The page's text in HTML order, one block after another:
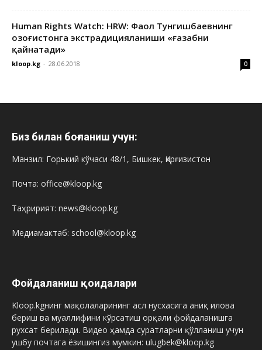
Human Rights Watch: HRW: Фаол Тунгишбаевнинг
Қозоғистонга экстрадицияланиши «ғазабни
қайнатади»
kloop.kg - 28.06.2018 0
Биз билан боғланиш учун:
Манзил: Горький кўчаси 48/1, Бишкек, Қирғизистон
Почта: office@kloop.kg
Таҳририят: news@kloop.kg
Медиамактаб: school@kloop.kg
Фойдаланиш қоидалари
Kloop.kgнинг мақолаларининг асл нусхасига аниқ илова
бериш ва муаллифини кўрсатиш орқали фойдаланишга
рухсат берилади. Видео ҳамда суратларни қўлланиш учун
ушбу почтага ёзишингиз мумкин: ulugbek@kloop.kg